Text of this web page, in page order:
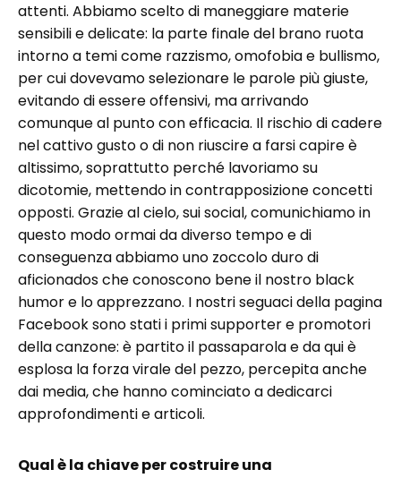
attenti. Abbiamo scelto di maneggiare materie
sensibili e delicate: la parte finale del brano ruota
intorno a temi come razzismo, omofobia e bullismo,
per cui dovevamo selezionare le parole più giuste,
evitando di essere offensivi, ma arrivando
comunque al punto con efficacia. Il rischio di cadere
nel cattivo gusto o di non riuscire a farsi capire è
altissimo, soprattutto perché lavoriamo su
dicotomie, mettendo in contrapposizione concetti
opposti. Grazie al cielo, sui social, comunichiamo in
questo modo ormai da diverso tempo e di
conseguenza abbiamo uno zoccolo duro di
aficionados che conoscono bene il nostro black
humor e lo apprezzano. I nostri seguaci della pagina
Facebook sono stati i primi supporter e promotori
della canzone: è partito il passaparola e da qui è
esplosa la forza virale del pezzo, percepita anche
dai media, che hanno cominciato a dedicarci
approfondimenti e articoli.
Qual è la chiave per costruire una